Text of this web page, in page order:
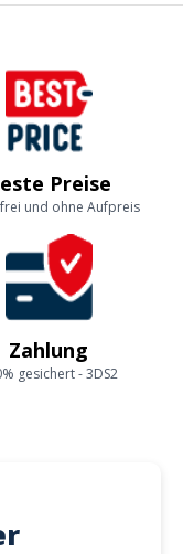
Preise
und ohne Aufpreis
Zahlung
gesichert - 3DS2